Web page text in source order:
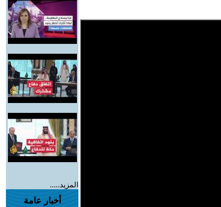
المزيد.....
أخبار عامة